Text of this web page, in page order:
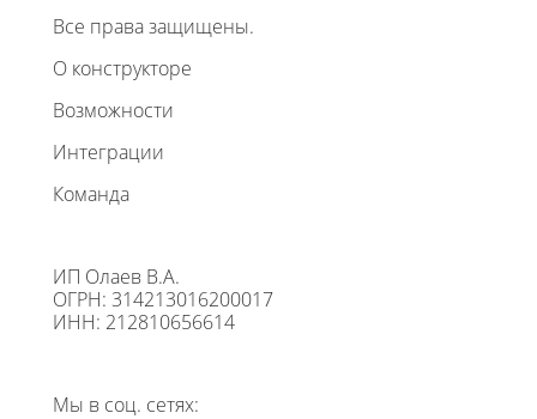
Все права защищены.
О конструкторе
Возможности
Интеграции
Команда
ИП Олаев В.А.
ОГРН: 314213016200017
ИНН: 212810656614
Мы в соц. сетях: